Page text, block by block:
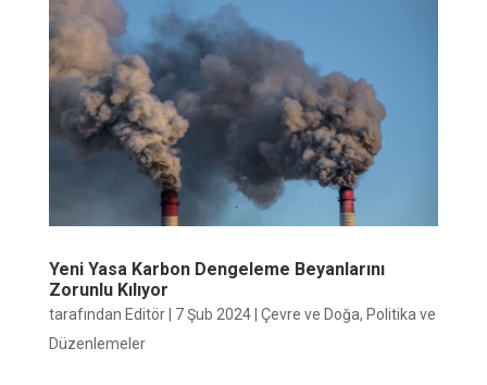
Yeni Yasa Karbon Dengeleme Beyanlarını
Zorunlu Kılıyor
tarafından Editör| 7 Şub 2024| Çevre ve Doğa, Politika ve
Düzenlemeler